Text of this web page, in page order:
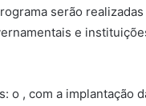
serão
e
o , com a implantação